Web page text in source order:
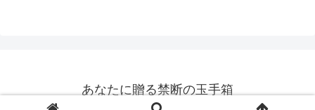
あなたに贈る禁断の玉手箱